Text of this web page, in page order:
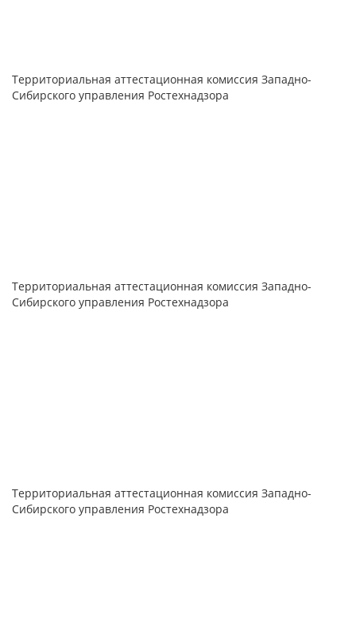
Территориальная аттестационная комиссия Западно-
Сибирского управления Ростехнадзора
Территориальная аттестационная комиссия Западно-
Сибирского управления Ростехнадзора
Территориальная аттестационная комиссия Западно-
Сибирского управления Ростехнадзора